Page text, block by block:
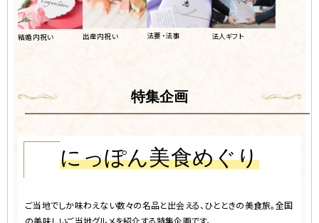
結婚内祝い 出産内祝い 法要・法事 法人ギフト
特集企画
にっぽん美食めぐり
ご当地でしか味わえない数々の名品と出会える、 ひとときの美食旅。全国
の美味しいご当地グルメを紹介する特集企画です。